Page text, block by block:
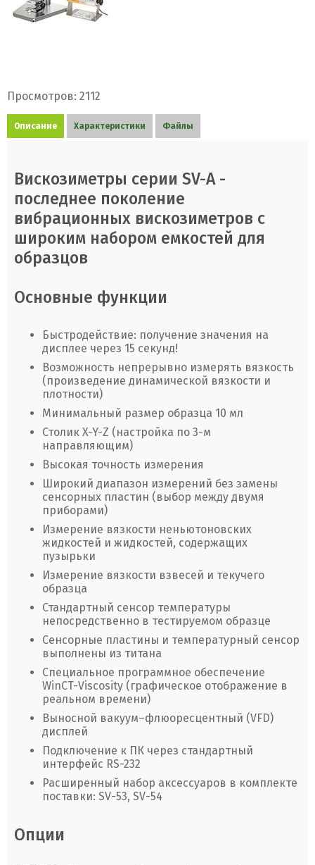
Просмотров: 2112
Описание Характеристики Файлы
Вискозиметры серии SV-A -
последнее поколение
вибрационных вискозиметров с
широким набором емкостей для
образцов
Основные функции
Быстродействие: получение значения на
дисплее через 15 секунд!
Возможность непрерывно измерять вязкость
(произведение динамической вязкости и
плотности)
Минимальный размер образца 10 мл
Столик X-Y-Z (настройка по 3-м
направляющим)
Высокая точность измерения
Широкий диапазон измерений без замены
сенсорных пластин (выбор между двумя
приборами)
Измерение вязкости неньютоновских
жидкостей и жидкостей, содержащих
пузырьки
Измерение вязкости взвесей и текучего
образца
Стандартный сенсор температуры
непосредственно в тестируемом образце
Сенсорные пластины и температурный сенсор
выполнены из титана
Специальное программное обеспечение
WinCT-Viscosity (графическое отображение в
реальном времени)
Выносной вакуум–флюоресцентный (VFD)
дисплей
Подключение к ПК через стандартный
интерфейс RS-232
Расширенный набор аксессуаров в комплекте
поставки: SV-53, SV-54
Опции